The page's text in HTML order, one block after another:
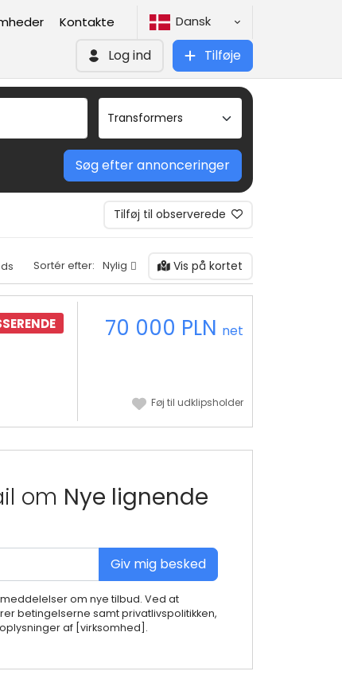
Kontakte Dansk
Log ind Tilføje
Søg efter annonceringer
Tilføj til observerede
Sortér efter: Nylig Vis på kortet
70 000 PLN net
Føj til udklipsholder
om Nye lignende
Giv mig besked
om nye tilbud. Ved at
betingelserne samt privatlivspolitikken,
af [virksomhed].